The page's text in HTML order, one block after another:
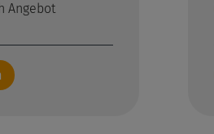
Angebot